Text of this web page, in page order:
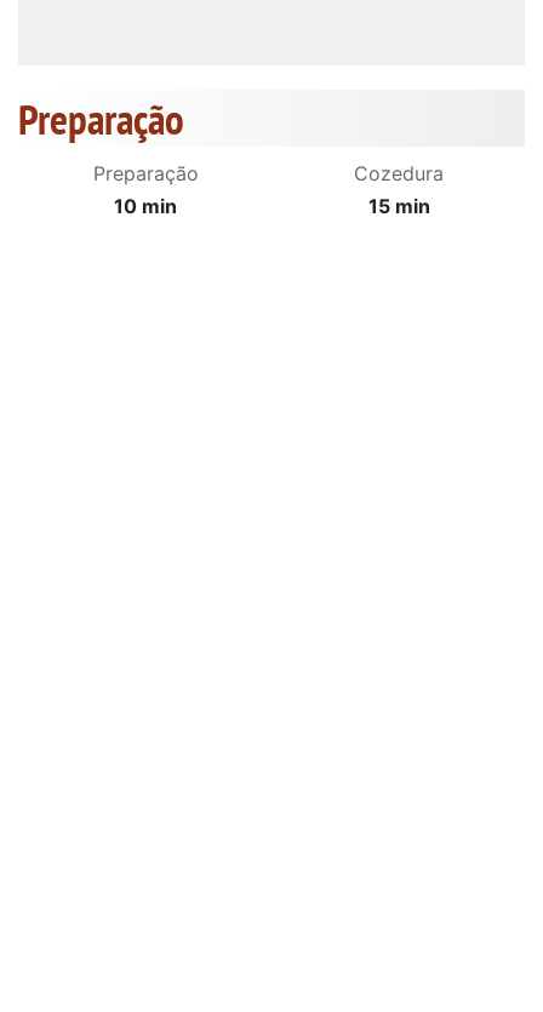
Preparação
Preparação
10 min
Cozedura
15 min